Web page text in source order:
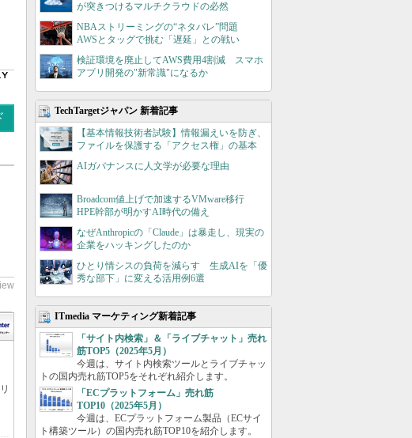
が突きつけるマルチクラウドの必然
NBAストリーミングの“ネタバレ”問題
AWSとタッグで挑む「遅延」との戦い
検証環境を廃止してAWS費用4割減 スマホ
アプリ開発の"新常識"になるか
TechTargetジャパン 新着記事
【基本情報技術者試験】情報漏えいを防ぎ、
ファイルを保護する「アクセス権」の基本
AIガバナンスに人文学が必要な理由
Broadcom値上げで加速するVMware移行
HPE幹部が明かすAI時代の備え
なぜAnthropicの「Claude」は暴走し、現実の
企業をハッキングしたのか
ひとり情シスの負荷を減らす 生成AIを「優
秀な部下」に変える活用例6選
ITmedia マーケティング新着記事
「サイト内検索」＆「ライブチャット」売れ
筋TOP5（2025年5月）
今週は、サイト内検索ツールとライブチャッ
トの国内売れ筋TOP5をそれぞれ紹介します。
「ECプラットフォーム」売れ筋
TOP10（2025年5月）
今週は、ECプラットフォーム製品（ECサイ
ト構築ツール）の国内売れ筋TOP10を紹介します。